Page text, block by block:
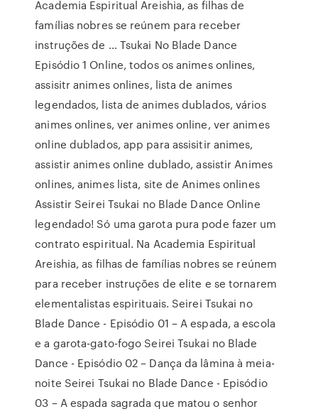
Academia Espiritual Areishia, as filhas de
famílias nobres se reúnem para receber
instruções de … Tsukai No Blade Dance
Episódio 1 Online, todos os animes onlines,
assisitr animes onlines, lista de animes
legendados, lista de animes dublados, vários
animes onlines, ver animes online, ver animes
online dublados, app para assisitir animes,
assistir animes online dublado, assistir Animes
onlines, animes lista, site de Animes onlines
Assistir Seirei Tsukai no Blade Dance Online
legendado! Só uma garota pura pode fazer um
contrato espiritual. Na Academia Espiritual
Areishia, as filhas de famílias nobres se reúnem
para receber instruções de elite e se tornarem
elementalistas espirituais. Seirei Tsukai no
Blade Dance - Episódio 01 – A espada, a escola
e a garota-gato-fogo Seirei Tsukai no Blade
Dance - Episódio 02 – Dança da lâmina à meia-
noite Seirei Tsukai no Blade Dance - Episódio
03 – A espada sagrada que matou o senhor